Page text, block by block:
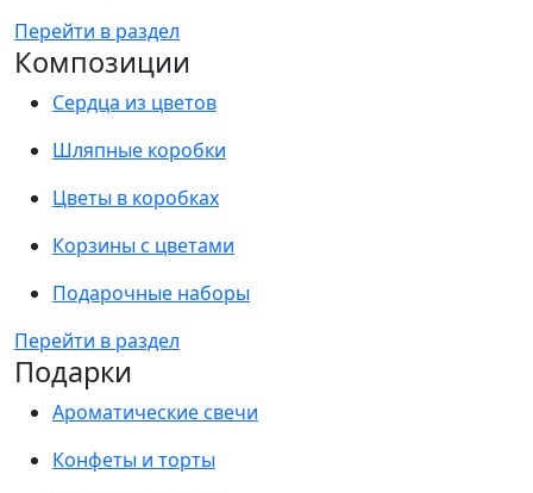
Перейти в раздел
Композиции
Сердца из цветов
Шляпные коробки
Цветы в коробках
Корзины с цветами
Подарочные наборы
Перейти в раздел
Подарки
Ароматические свечи
Конфеты и торты